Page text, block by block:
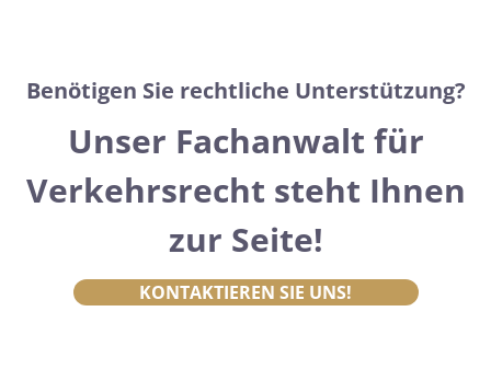
Benötigen Sie rechtliche Unterstützung?
Unser Fachanwalt für
Verkehrsrecht steht Ihnen
zur Seite!
KONTAKTIEREN SIE UNS!